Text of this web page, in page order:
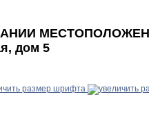
дом 5
размер шрифта